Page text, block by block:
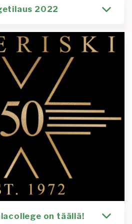
2022
Syksy on jo aluillaan ja
mahdollisuus tilata
collegepaita
Lue lisää
:
Asteriskin
2022
on täällä!